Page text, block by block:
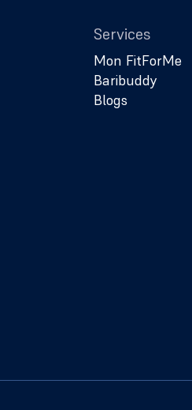
Services
Mon FitForMe
Baribuddy
Blogs